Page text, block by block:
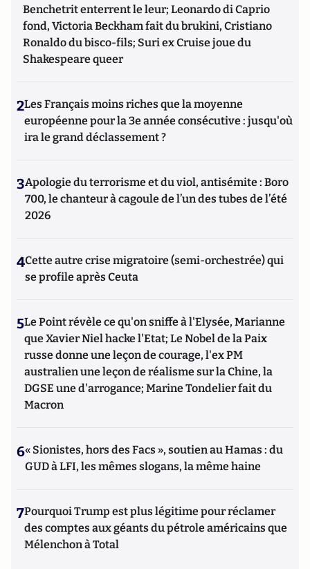
Benchetrit enterrent le leur; Leonardo di Caprio
fond, Victoria Beckham fait du brukini, Cristiano
Ronaldo du bisco-fils; Suri ex Cruise joue du
Shakespeare queer
2Les Français moins riches que la moyenne
européenne pour la 3e année consécutive : jusqu'où
ira le grand déclassement ?
3Apologie du terrorisme et du viol, antisémite : Boro
700, le chanteur à cagoule de l’un des tubes de l’été
2026
4Cette autre crise migratoire (semi-orchestrée) qui
se profile après Ceuta
5Le Point révèle ce qu'on sniffe à l'Elysée, Marianne
que Xavier Niel hacke l'Etat; Le Nobel de la Paix
russe donne une leçon de courage, l'ex PM
australien une leçon de réalisme sur la Chine, la
DGSE une d'arrogance; Marine Tondelier fait du
Macron
6« Sionistes, hors des Facs », soutien au Hamas : du
GUD à LFI, les mêmes slogans, la même haine
7Pourquoi Trump est plus légitime pour réclamer
des comptes aux géants du pétrole américains que
Mélenchon à Total